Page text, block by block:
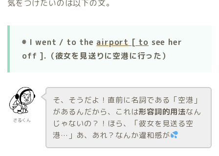
気をつけたいのは以下の文。
◉ I went / to theairport [ to see her
off ].（彼女を見送りに空港に行った）
さるくん
そ、そうだよ！直前に名詞である「空港」
があるんだから、これは形容詞的用法なん
じゃないの？！ほら、「彼女を見送る空
港…」あ、あれ？なんか違和感が